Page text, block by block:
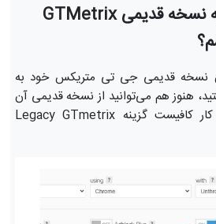
آیا دیگر نمی‌توانم به نسخه قدیمی GTMetrix
نسخه قدیمی جی تی متریکس خود به
هنوز هم می‌توانید از نسخه قدیمی آن
استفاده کنید. برای این کار کافیست گزینه Legacy GTmetrix